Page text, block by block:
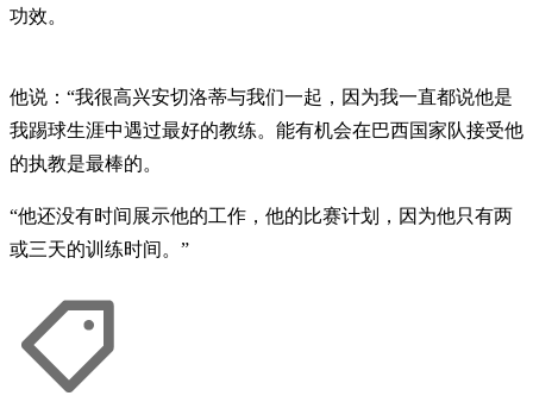
功效。
他说：“我很高兴安切洛蒂与我们一起，因为我一直都说他是
我踢球生涯中遇过最好的教练。能有机会在巴西国家队接受他
的执教是最棒的。
“他还没有时间展示他的工作，他的比赛计划，因为他只有两
或三天的训练时间。”